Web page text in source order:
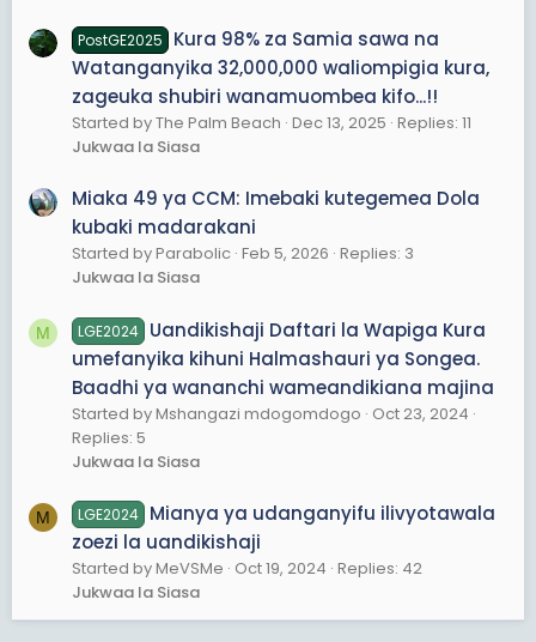
PostGE2025
Kura 98% za Samia sawa na
Watanganyika 32,000,000 waliompigia kura,
zageuka shubiri wanamuombea kifo...!!
Started by The Palm Beach Dec 13, 2025 Replies: 11
Jukwaa la Siasa
Miaka 49 ya CCM: Imebaki kutegemea Dola
kubaki madarakani
Started by Parabolic Feb 5, 2026 Replies: 3
Jukwaa la Siasa
M LGE2024 Uandikishaji Daftari la Wapiga Kura
umefanyika kihuni Halmashauri ya Songea.
Baadhi ya wananchi wameandikiana majina
Started by Mshangazi mdogomdogo Oct 23, 2024
Replies: 5
Jukwaa la Siasa
M LGE2024 Mianya ya udanganyifu ilivyotawala
zoezi la uandikishaji
Started by MeVSMe Oct 19, 2024 Replies: 42
Jukwaa la Siasa